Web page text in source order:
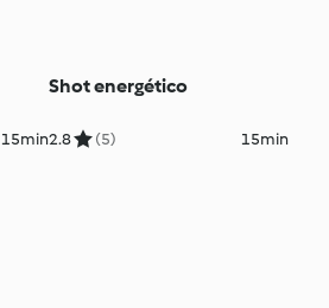
15min
Shot energético
2.8 (5) 15min